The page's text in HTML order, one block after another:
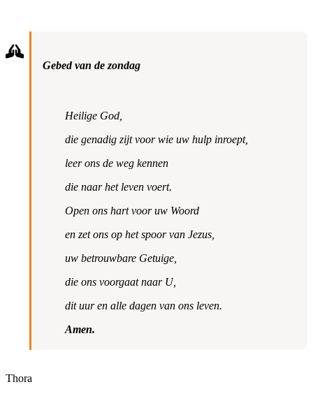
Gebed van de zondag
Heilige God,
die genadig zijt voor wie uw hulp inroept,
leer ons de weg kennen
die naar het leven voert.
Open ons hart voor uw Woord
en zet ons op het spoor van Jezus,
uw betrouwbare Getuige,
die ons voorgaat naar U,
dit uur en alle dagen van ons leven.
Amen.
Thora